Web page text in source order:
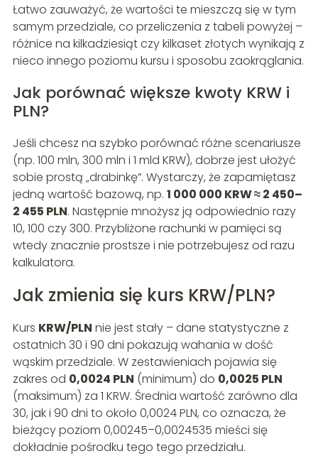
Łatwo zauważyć, że wartości te mieszczą się w tym
samym przedziale, co przeliczenia z tabeli powyżej –
różnice na kilkadziesiąt czy kilkaset złotych wynikają z
nieco innego poziomu kursu i sposobu zaokrąglania.
Jak porównać większe kwoty KRW i
PLN?
Jeśli chcesz na szybko porównać różne scenariusze
(np. 100 mln, 300 mln i 1 mld KRW), dobrze jest ułożyć
sobie prostą „drabinkę”. Wystarczy, że zapamiętasz
jedną wartość bazową, np. 1 000 000 KRW ≈ 2 450–
2 455 PLN. Następnie mnożysz ją odpowiednio razy
10, 100 czy 300. Przybliżone rachunki w pamięci są
wtedy znacznie prostsze i nie potrzebujesz od razu
kalkulatora.
Jak zmienia się kurs KRW/PLN?
Kurs KRW/PLN nie jest stały – dane statystyczne z
ostatnich 30 i 90 dni pokazują wahania w dość
wąskim przedziale. W zestawieniach pojawia się
zakres od 0,0024 PLN (minimum) do 0,0025 PLN
(maksimum) za 1 KRW. Średnia wartość zarówno dla
30, jak i 90 dni to około 0,0024 PLN, co oznacza, że
bieżący poziom 0,00245–0,0024535 mieści się
dokładnie pośrodku tego tego przedziału.